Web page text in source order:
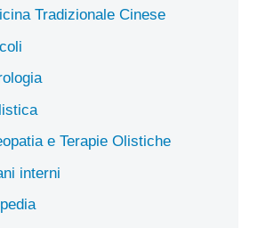
Tradizionale Cinese
e Terapie Olistiche
interni